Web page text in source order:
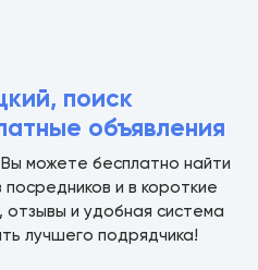
поиск
объявления
можете бесплатно найти
и в короткие
отзывы и удобная система
лучшего подрядчика!